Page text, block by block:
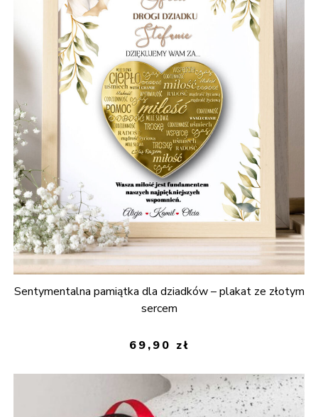
Sentymentalna pamiątka dla dziadków – plakat ze złotym
sercem
69,90 zł